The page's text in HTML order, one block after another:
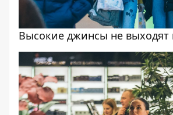
Высокие джинсы не выходят